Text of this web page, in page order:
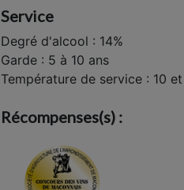
Service
Degré d'alcool : 14%
Garde : 5 à 10 ans
Température de service : 10 et
Récompenses(s) :